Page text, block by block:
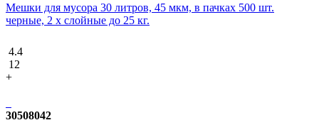
Мешки для мусора 30 литров, 45 мкм, в пачках 500 шт.
черные, 2 х слойные до 25 кг.
4.4
12
+
30508042